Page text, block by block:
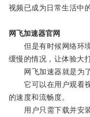
视频已成为日常生活中
网飞加速器官网
但是有时候网络环境
缓慢的情况，让体验大
网飞加速器就是为了
它可以在用户观看视
的速度和流畅度。
用户只需下载并安装